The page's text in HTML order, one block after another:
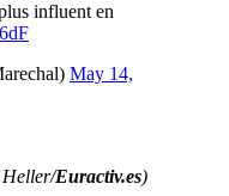
influent en
May 14,
Euractiv.es)